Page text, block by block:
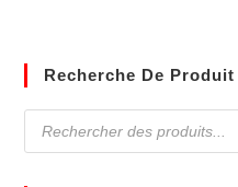
Recherche De Produit